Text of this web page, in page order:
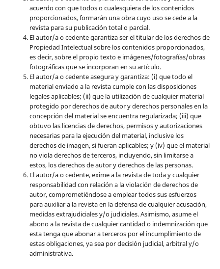
acuerdo con que todos o cualesquiera de los contenidos
proporcionados, formarán una obra cuyo uso se cede a la
revista para su publicación total o parcial.
El autor/a o cedente garantiza ser el titular de los derechos de
Propiedad Intelectual sobre los contenidos proporcionados,
es decir, sobre el propio texto e imágenes/fotografías/obras
fotográficas que se incorporan en su artículo.
El autor/a o cedente asegura y garantiza: (i) que todo el
material enviado a la revista cumple con las disposiciones
legales aplicables; (ii) que la utilización de cualquier material
protegido por derechos de autor y derechos personales en la
concepción del material se encuentra regularizada; (iii) que
obtuvo las licencias de derechos, permisos y autorizaciones
necesarias para la ejecución del material, inclusive los
derechos de imagen, si fueran aplicables; y (iv) que el material
no viola derechos de terceros, incluyendo, sin limitarse a
estos, los derechos de autor y derechos de las personas.
El autor/a o cedente, exime a la revista de toda y cualquier
responsabilidad con relación a la violación de derechos de
autor, comprometiéndose a emplear todos sus esfuerzos
para auxiliar a la revista en la defensa de cualquier acusación,
medidas extrajudiciales y/o judiciales. Asimismo, asume el
abono a la revista de cualquier cantidad o indemnización que
esta tenga que abonar a terceros por el incumplimiento de
estas obligaciones, ya sea por decisión judicial, arbitral y/o
administrativa.